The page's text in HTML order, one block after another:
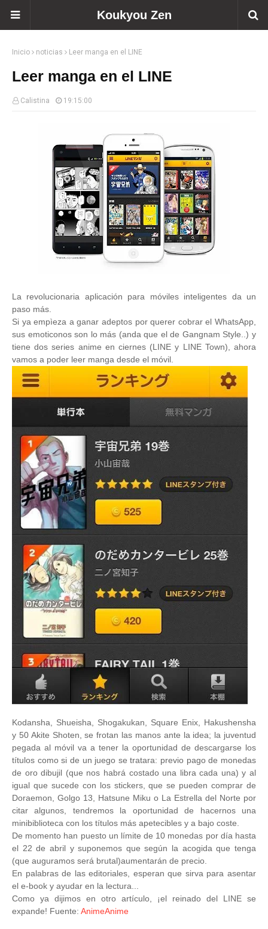
Koukyou Zen
Inicio noticias Leer manga en el LINE
Leer manga en el LINE
Calistina 19:15:00
La revolucionaria aplicación para móviles inteligentes da un
paso más.
Si ya empìeza a ganar adeptos por querer cobrar el WhatsApp,
sus emoticonos son lo más (anda que el de Gangnam Style..) y
tiene dos series anime en ciernes (LINE y LINE Town), ahora
vamos a poder leer manga desde el móvil.
Kodansha, Shueisha, Shogakukan, Square Enix, Hakushensha
y 50 Akite Shoten, se frotan las manos ante la idea; la juventud
pegada al móvil va a tener la oportunidad de descargarse los
títulos como si de un juego se tratara: previo pago de monedas
de oro dibujil (que nos habrá costado una libra cada una) y al
igual que sucede con los stickers, que se pueden comprar de
Doraemon, Golgo 13, Hatsune Miku o La Estrella del Norte por
citar algunos, tendremos la oportunidad de hacernos una
minibiblioteca con los títulos más apetecibles y a bajo coste.
De momento han puesto un límite de 10 monedas por día hasta
el 22 de abril y suponemos que según la acogida que tenga
(que auguramos será brutal)aumentarán de precio.
En palabras de las editoriales, esperan que sirva para asentar
el e-book y ayudar en la lectura...
Como ya dijimos en otro artículo, ¡el reinado del LINE se
expande! Fuente: AnimeAnime